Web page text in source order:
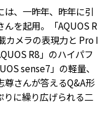
、一昨年、昨年に引
を起用。「AQUOS R
カメラの表現力と Pro I
R8」のハイパフ
sense7」の軽量、
尊さんが答えるQ&A形
りに繰り広げられる二